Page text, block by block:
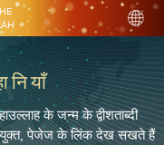
के जन्म के द्वीशताब्दी
से युक्त, पेजेज के लिंक देख सखते हैं